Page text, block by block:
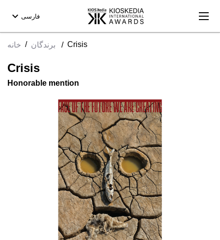
فارسی expand_more
خانه / / Crisis
Crisis
Honorable mention